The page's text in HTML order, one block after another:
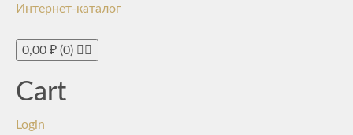
Интернет-каталог
0,00 ₽ (0)
Cart
Login